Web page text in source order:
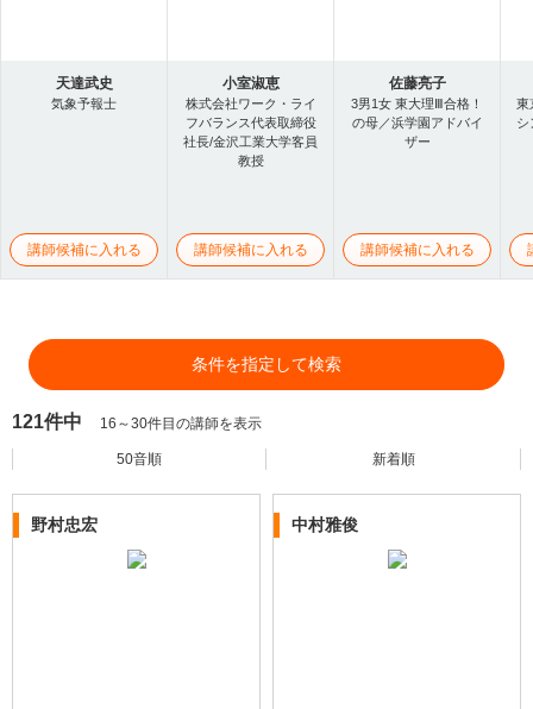
天達武史
気象予報士
講師候補に入れる
小室淑恵
株式会社ワーク・ライ
フバランス代表取締役
社長/金沢工業大学客員
教授
講師候補に入れる
佐藤亮子
3男1女 東大理Ⅲ合格！
の母／浜学園アドバイ
ザー
講師候補に入れる
東
シ
条件を指定して検索
121件中 16～30件目の講師を表示
50音順 新着順
野村忠宏 中村雅俊